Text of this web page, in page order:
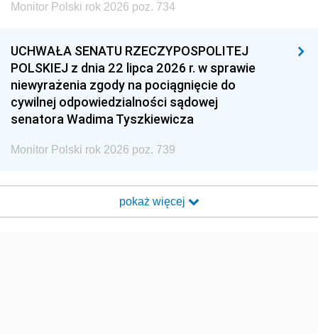
Monitor Polski rok 2026 poz. 734
UCHWAŁA SENATU RZECZYPOSPOLITEJ
POLSKIEJ z dnia 22 lipca 2026 r. w sprawie
niewyrażenia zgody na pociągnięcie do
cywilnej odpowiedzialności sądowej
senatora Wadima Tyszkiewicza
Monitor Polski rok 2026 poz. 739
pokaż więcej